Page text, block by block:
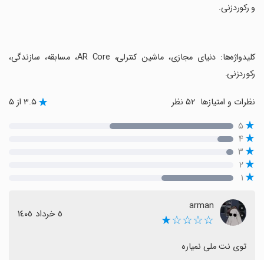
و رکوردزنی.
‏کلیدواژه‌ها: دنیای مجازی، ماشین کنترلی، AR Core، مسابقه، سازندگی،
رکوردزنی.
نظرات و امتیازها ۳.۵ از ۵
۵
۴
۳
۲
۱
arman
☆☆☆☆★ ٥ خرداد ١٤٠٥
توی نت ملی نمیاره